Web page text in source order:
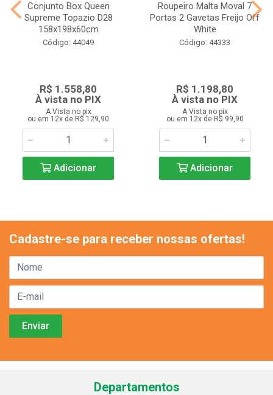
Conjunto Box Queen
Supreme Topazio D28
158x198x60cm
Código: 44049
R$ 1.558,80
À vista no PIX
A Vista no pix
ou em 12x de R$ 129,90
Adicionar
Roupeiro Malta Moval 7
Portas 2 Gavetas Freijo Off
White
Código: 44333
R$ 1.198,80
À vista no PIX
A Vista no pix
ou em 12x de R$ 99,90
Adicionar
Cadastre-se para receber nossas ofertas!
Departamentos